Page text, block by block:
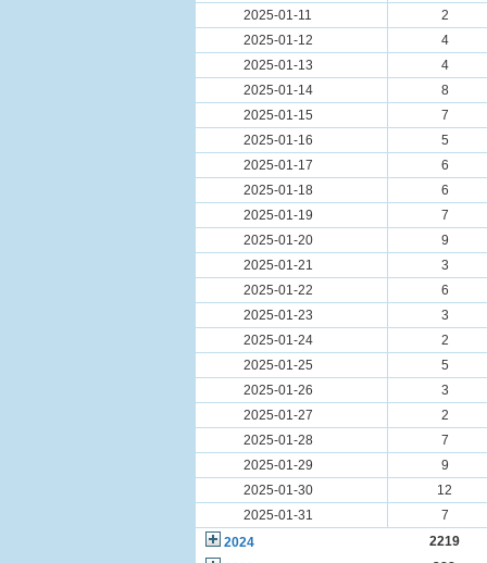
2025-01-11
2
2025-01-12
4
2025-01-13
4
2025-01-14
8
2025-01-15
7
2025-01-16
5
2025-01-17
6
2025-01-18
6
2025-01-19
7
2025-01-20
9
2025-01-21
3
2025-01-22
6
2025-01-23
3
2025-01-24
2
2025-01-25
5
2025-01-26
3
2025-01-27
2
2025-01-28
7
2025-01-29
9
2025-01-30
12
2025-01-31
7
2024
2219